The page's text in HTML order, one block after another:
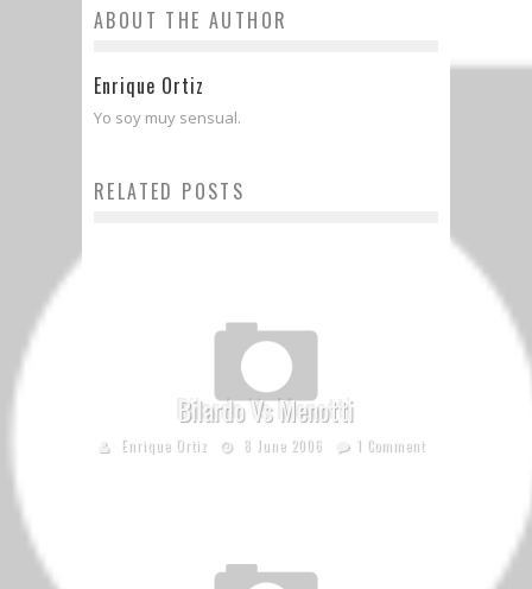
ABOUT THE AUTHOR
Enrique Ortiz
Yo soy muy sensual.
RELATED POSTS
Bilardo Vs Menotti
Enrique Ortiz 8 June 2006 1 Comment